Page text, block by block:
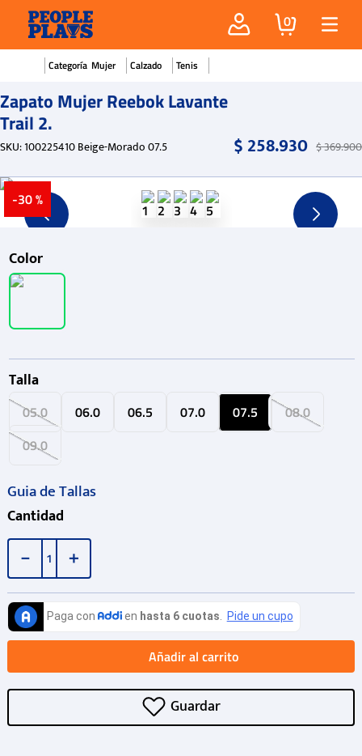
0
Mujer Calzado Tenis
Zapato Mujer Reebok Lavante
Trail 2.
SKU:100225410 Beige-Morado 07.5 $258.930 $369.900
-30 %
Color
Talla
05.0 06.0 06.5 07.0 07.5
08.0
09.0
Guia de Tallas
Cantidad
＋
－
Añadir al carrito